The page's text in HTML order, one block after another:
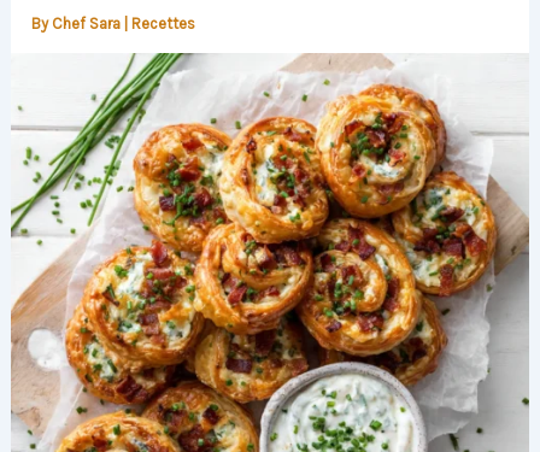
By Chef Sara |Recettes